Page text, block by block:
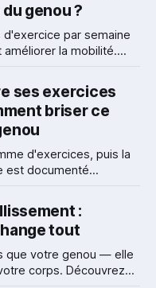
genou ?
par semaine
la mobilité.
ses exercices
briser ce
d'exercices, puis la
est documenté
:
tout
que votre genou — elle
corps. Découvrez